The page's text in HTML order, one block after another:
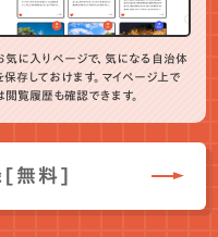
気に入りページで、気になる自治体
保存しておけます。マイページ上で
閲覧履歴も確認できます。
[無料]